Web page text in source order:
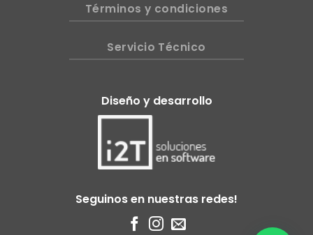
Términos y condiciones
Servicio Técnico
Diseño y desarrollo
Seguinos en nuestras redes!